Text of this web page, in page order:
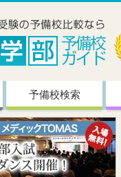
予備校検索